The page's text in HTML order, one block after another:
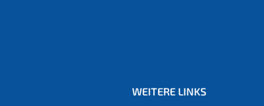
WEITERE LINKS